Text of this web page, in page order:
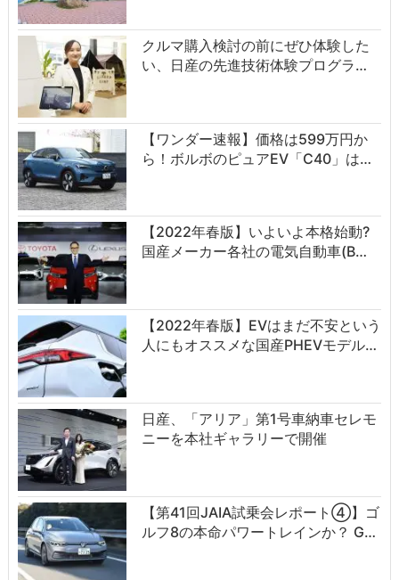
クルマ購入検討の前にぜひ体験した
い、日産の先進技術体験プログラ…
【ワンダー速報】価格は599万円か
ら！ボルボのピュアEV「C40」は…
【2022年春版】いよいよ本格始動?
国産メーカー各社の電気自動車(B…
【2022年春版】EVはまだ不安という
人にもオススメな国産PHEVモデル…
日産、「アリア」第1号車納車セレモ
ニーを本社ギャラリーで開催
【第41回JAIA試乗会レポート④】ゴ
ルフ8の本命パワートレインか？ G…